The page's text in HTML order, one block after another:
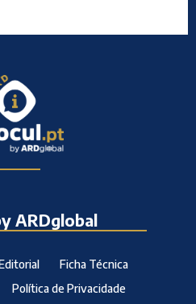
ARDglobal
Ficha Técnica
Política de Privacidade